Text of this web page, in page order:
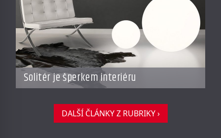
Solitér je šperkem interiéru
DALŠÍ ČLÁNKY Z RUBRIKY ›